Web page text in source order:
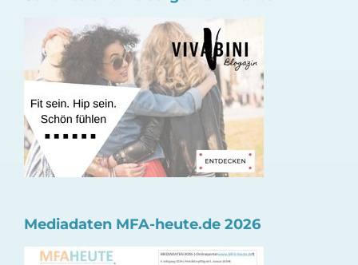
Mediadaten MFA-heute.de 2026